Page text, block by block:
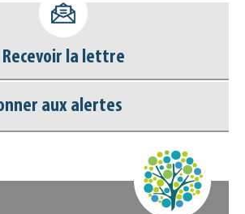
documentaire
Scoop.it
à projets
Recevoir la lettre
aux alertes